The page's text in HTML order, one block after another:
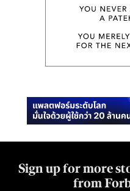
Sign up for more
from